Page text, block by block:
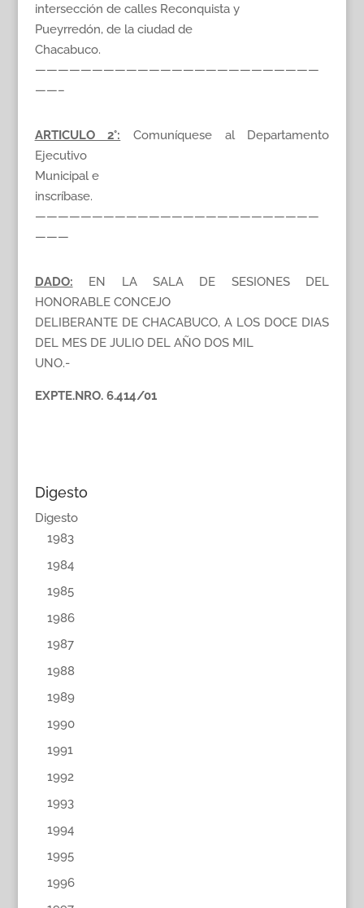
intersección de calles Reconquista y
Pueyrredón, de la ciudad de
Chacabuco.
—————————————————————————
——–
ARTICULO 2°: Comuníquese al Departamento
Ejecutivo
Municipal e
inscríbase.
—————————————————————————
———
DADO: EN LA SALA DE SESIONES DEL
HONORABLE CONCEJO
DELIBERANTE DE CHACABUCO, A LOS DOCE DIAS
DEL MES DE JULIO DEL AÑO DOS MIL
UNO.-
EXPTE.NRO. 6.414/01
Digesto
Digesto
1983
1984
1985
1986
1987
1988
1989
1990
1991
1992
1993
1994
1995
1996